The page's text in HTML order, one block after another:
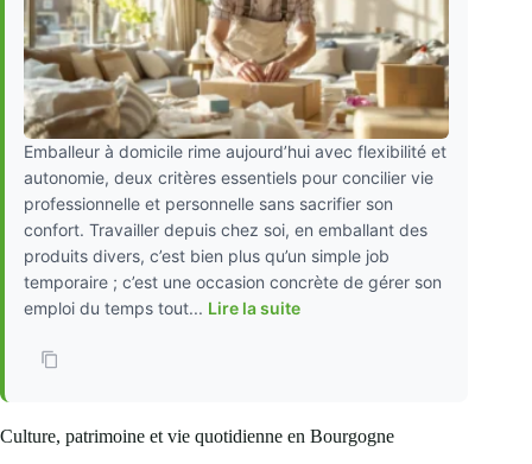
Emballeur à domicile rime aujourd’hui avec flexibilité et
autonomie, deux critères essentiels pour concilier vie
professionnelle et personnelle sans sacrifier son
confort. Travailler depuis chez soi, en emballant des
produits divers, c’est bien plus qu’un simple job
temporaire ; c’est une occasion concrète de gérer son
emploi du temps tout... Lire la suite
Culture, patrimoine et vie quotidienne en Bourgogne